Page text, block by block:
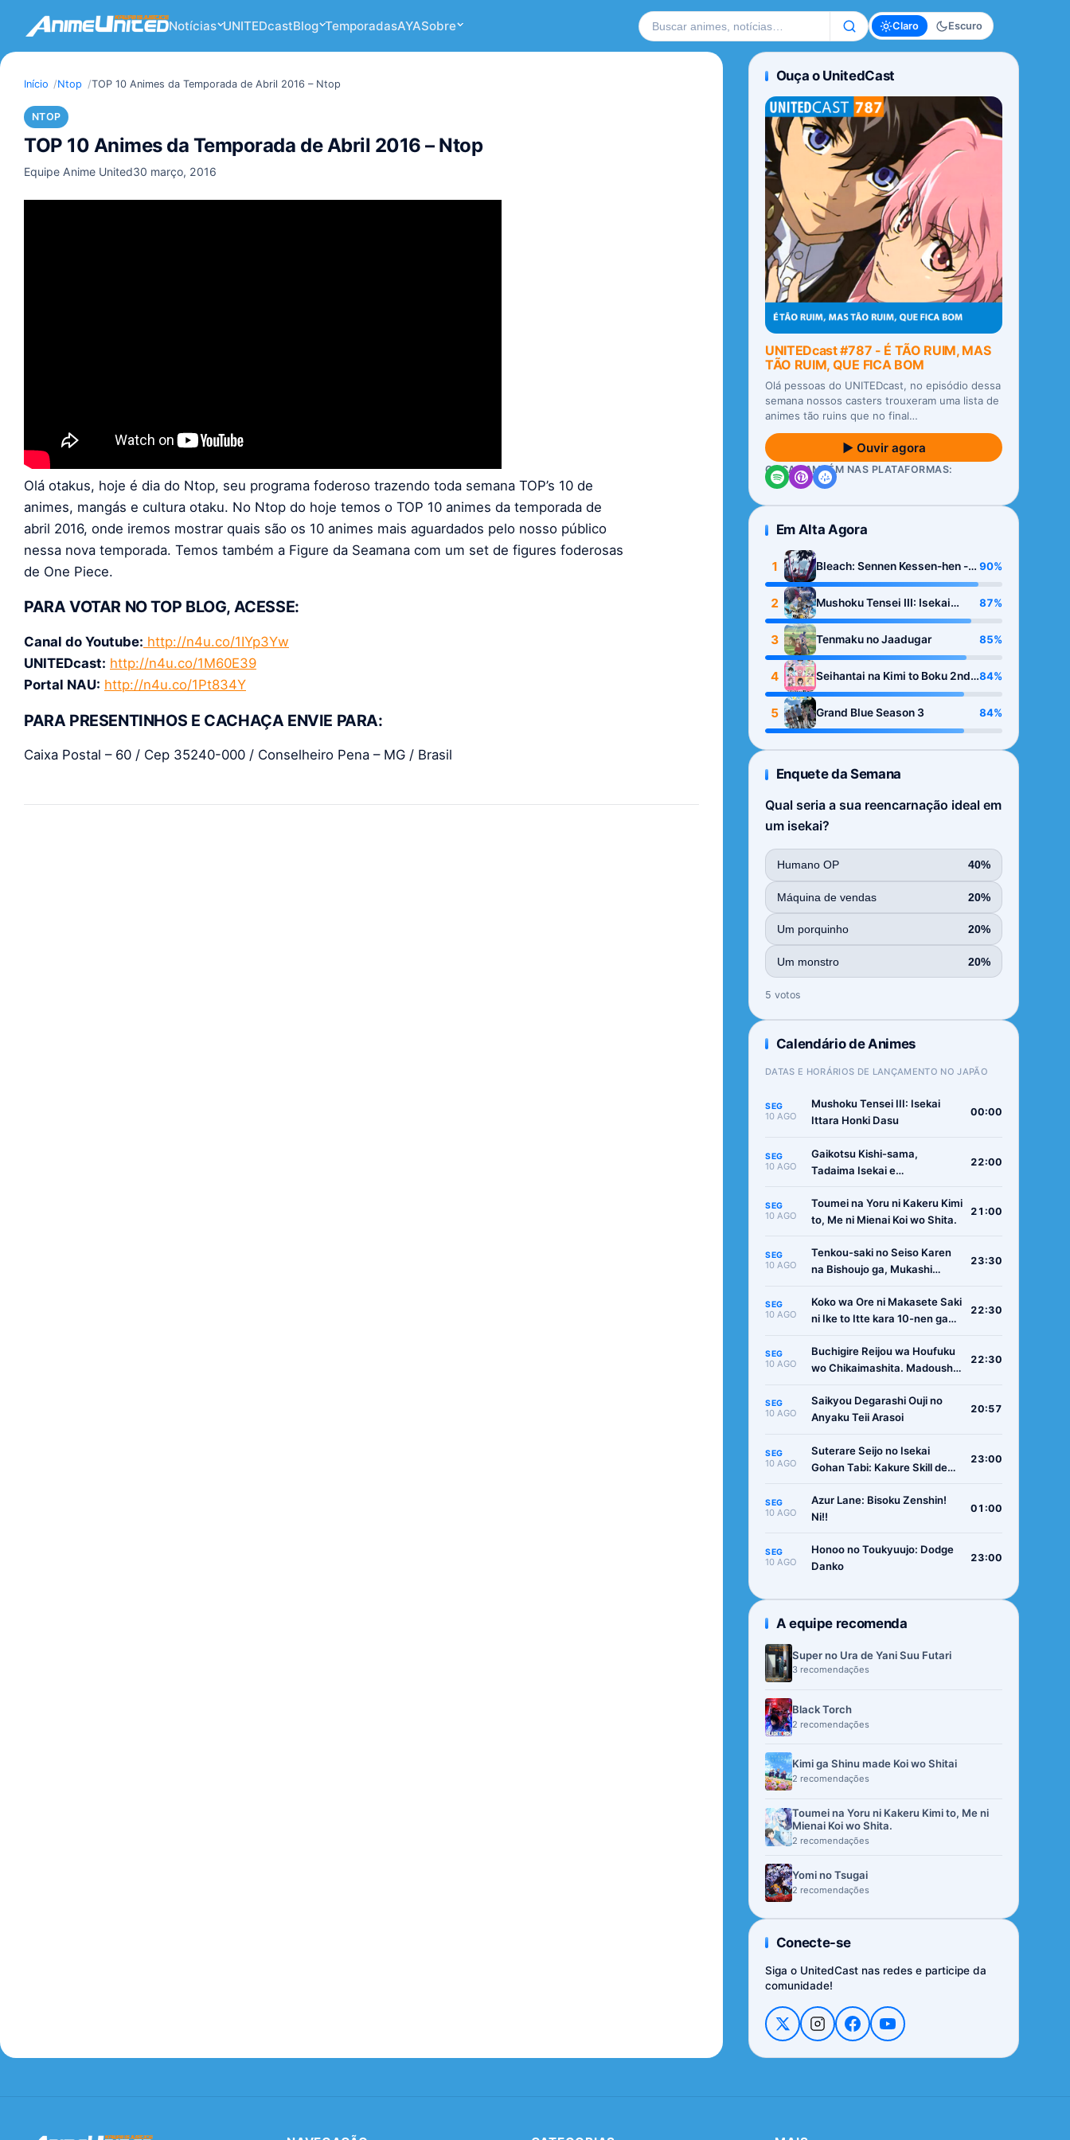
Notícias UNITEDcastBlog TemporadasAYASobre Buscar no site Claro Escuro
Início Ntop TOP 10 Animes da Temporada de Abril 2016 – Ntop
NTOP
TOP 10 Animes da Temporada de Abril 2016 – Ntop
Equipe Anime United30 março, 2016
Olá otakus, hoje é dia do Ntop, seu programa foderoso trazendo toda semana TOP’s 10 de
animes, mangás e cultura otaku. No Ntop do hoje temos o TOP 10 animes da temporada de
abril 2016, onde iremos mostrar quais são os 10 animes mais aguardados pelo nosso público
nessa nova temporada. Temos também a Figure da Seamana com um set de figures foderosas
de One Piece.
PARA VOTAR NO TOP BLOG, ACESSE:
Canal do Youtube: http://n4u.co/1IYp3Yw
UNITEDcast: http://n4u.co/1M60E39
Portal NAU: http://n4u.co/1Pt834Y
PARA PRESENTINHOS E CACHAÇA ENVIE PARA:
Caixa Postal – 60 / Cep 35240-000 / Conselheiro Pena – MG / Brasil
Ouça o UnitedCast
UNITEDcast #787 - É TÃO RUIM, MAS
TÃO RUIM, QUE FICA BOM
Olá pessoas do UNITEDcast, no episódio dessa
semana nossos casters trouxeram uma lista de
animes tão ruins que no final…
▶ Ouvir agora
OUÇA TAMBÉM NAS PLATAFORMAS:
Em Alta Agora
1
Bleach: Sennen Kessen-hen -
Kashin-tan
90%
2
Mushoku Tensei III: Isekai
Ittara Honki Dasu
87%
3 Tenmaku no Jaadugar 85%
4
Seihantai na Kimi to Boku 2nd
Season
84%
5 Grand Blue Season 3 84%
Enquete da Semana
Qual seria a sua reencarnação ideal em
um isekai?
Humano OP 40%
Máquina de vendas 20%
Um porquinho 20%
Um monstro 20%
5 votos
Calendário de Animes
DATAS E HORÁRIOS DE LANÇAMENTO NO JAPÃO
SEG
10 AGO
Mushoku Tensei III: Isekai
Ittara Honki Dasu
00:00
SEG
10 AGO
Gaikotsu Kishi-sama,
Tadaima Isekai e
22:00
SEG
10 AGO
Toumei na Yoru ni Kakeru Kimi
to, Me ni Mienai Koi wo Shita.
21:00
SEG
10 AGO
Tenkou-saki no Seiso Karen
na Bishoujo ga, Mukashi
Asonda Osananajimi Datta
Ken
23:30
SEG
10 AGO
Koko wa Ore ni Makasete Saki
ni Ike to Itte kara 10-nen ga
22:30
SEG
10 AGO
Buchigire Reijou wa Houfuku
wo Chikaimashita. Madousho
Tatakitsubushimasu
22:30
SEG
10 AGO
Saikyou Degarashi Ouji no
Anyaku Teii Arasoi
20:57
SEG
10 AGO
Suterare Seijo no Isekai
Gohan Tabi: Kakure Skill de
shimashita
23:00
SEG
10 AGO
Azur Lane: Bisoku Zenshin!
Ni!!
01:00
SEG
10 AGO
Honoo no Toukyuujo: Dodge
Danko
23:00
A equipe recomenda
Super no Ura de Yani Suu Futari
3 recomendações
Black Torch
2 recomendações
Kimi ga Shinu made Koi wo Shitai
2 recomendações
Toumei na Yoru ni Kakeru Kimi to, Me ni
Mienai Koi wo Shita.
2 recomendações
Yomi no Tsugai
2 recomendações
Conecte-se
Siga o UnitedCast nas redes e participe da
comunidade!